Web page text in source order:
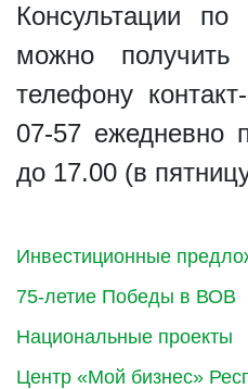
Инвестиционные
75-летие Победы в ВОВ
Национальные проекты
Центр «Мой бизнес»
Консультации
можно
телефону
07-57 ежедневно
до 17.00 (в